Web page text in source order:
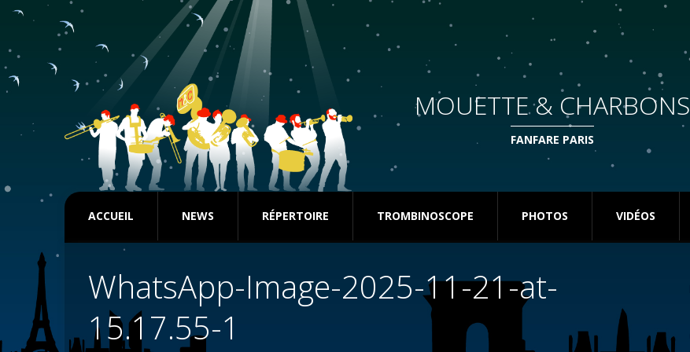
MOUETTE & CHARBONS
FANFARE PARIS
ACCUEIL NEWS RÉPERTOIRE TROMBINOSCOPE PHOTOS VIDÉOS
WhatsApp-Image-2025-11-21-at-
15.17.55-1